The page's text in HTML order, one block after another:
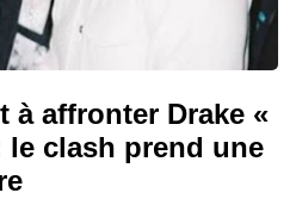
à affronter Drake «
le clash prend une